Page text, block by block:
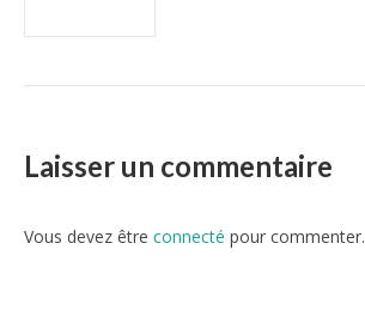
Laisser un commentaire
Vous devez être connecté pour commenter.